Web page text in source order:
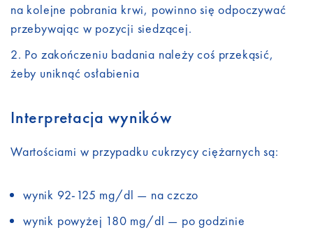
na kolejne pobrania krwi, powinno się odpoczywać
przebywając w pozycji siedzącej.
Po zakończeniu badania należy coś przekąsić,
żeby uniknąć osłabienia
Interpretacja wyników
Wartościami w przypadku cukrzycy ciężarnych są:
wynik 92-125 mg/dl — na czczo
wynik powyżej 180 mg/dl — po godzinie